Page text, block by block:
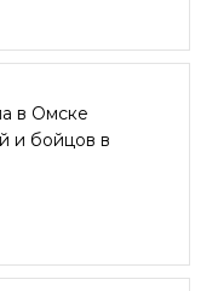
в Омске
и бойцов в